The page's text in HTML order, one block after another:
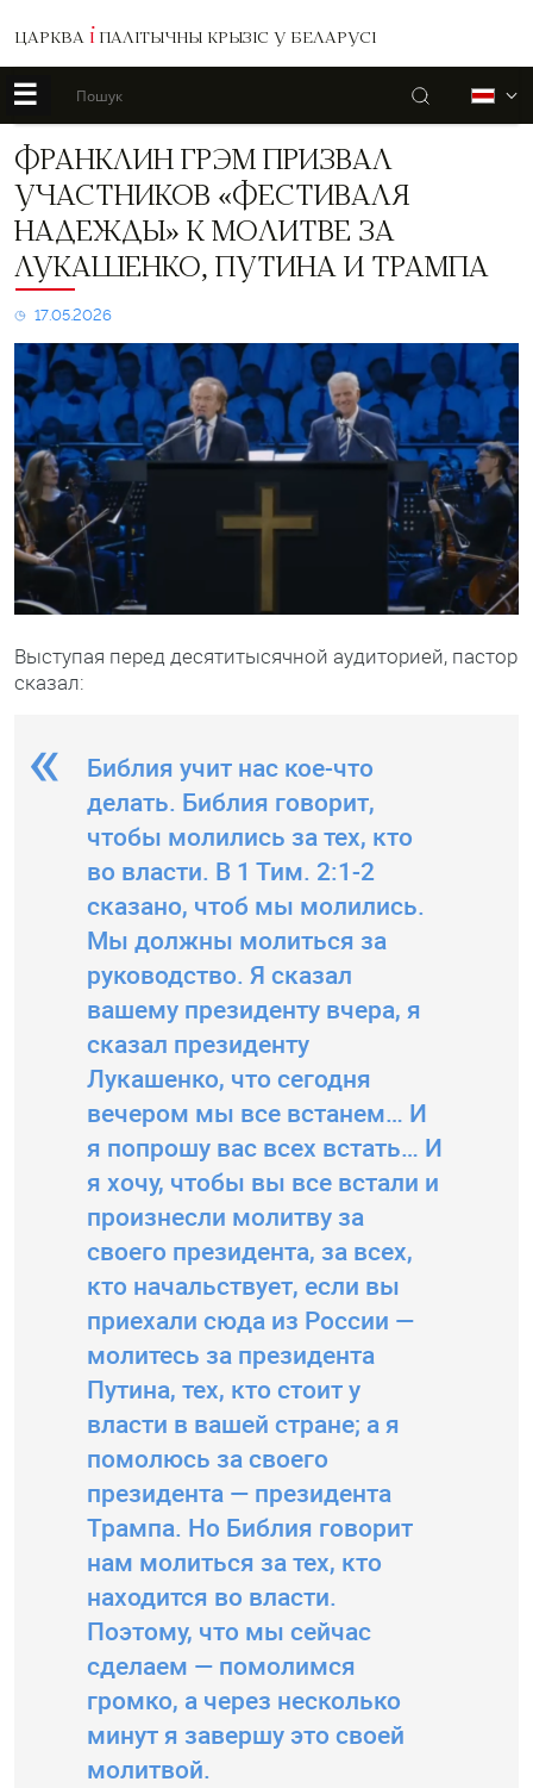
ЦАРКВА І ПАЛІТЫЧНЫ КРЫЗІС У БЕЛАРУСІ
☰ Пошук
Франклин
Грэм
призвал
участников
«Фестиваля
Надежды»
к
молитве
Лукашенко,
Путина
и
Трампа
ФРАНКЛИН ГРЭМ ПРИЗВАЛ
УЧАСТНИКОВ «ФЕСТИВАЛЯ
НАДЕЖДЫ» К МОЛИТВЕ ЗА
ЛУКАШЕНКО, ПУТИНА И ТРАМПА
17.05.2026
Выступая перед десятитысячной аудиторией, пастор
сказал:
Библия учит нас кое-что
делать. Библия говорит,
чтобы молились за тех, кто
во власти. В 1 Тим. 2:1-2
сказано, чтоб мы молились.
Мы должны молиться за
руководство. Я сказал
вашему президенту вчера, я
сказал президенту
Лукашенко, что сегодня
вечером мы все встанем… И
я попрошу вас всех встать… И
я хочу, чтобы вы все встали и
произнесли молитву за
своего президента, за всех,
кто начальствует, если вы
приехали сюда из России —
молитесь за президента
Путина, тех, кто стоит у
власти в вашей стране; а я
помолюсь за своего
президента — президента
Трампа. Но Библия говорит
нам молиться за тех, кто
находится во власти.
Поэтому, что мы сейчас
сделаем — помолимся
громко, а через несколько
минут я завершу это своей
молитвой.